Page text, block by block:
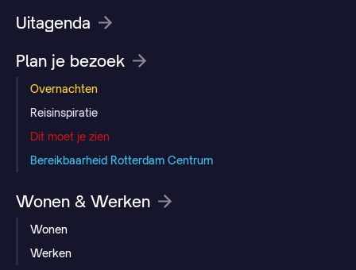
Uitagenda
Plan je bezoek
Overnachten
Reisinspiratie
Dit moet je zien
Bereikbaarheid Rotterdam Centrum
Wonen & Werken
Wonen
Werken